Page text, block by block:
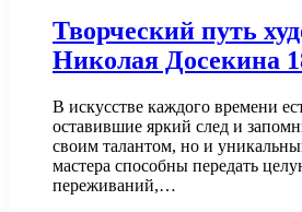
Творческий путь
Николая Досекина
В искусстве каждого времени
оставившие яркий след и
своим талантом, но и
мастера способны передать
переживаний,…